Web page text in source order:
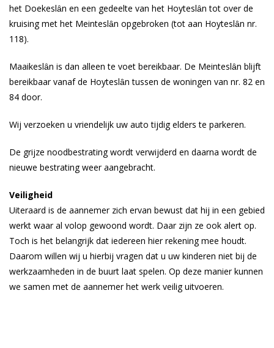
het Doekeslȃn en een gedeelte van het Hoyteslȃn tot over de
kruising met het Meinteslȃn opgebroken (tot aan Hoyteslȃn nr.
118).
Maaikeslȃn is dan alleen te voet bereikbaar. De Meinteslȃn blijft
bereikbaar vanaf de Hoyteslȃn tussen de woningen van nr. 82 en
84 door.
Wij verzoeken u vriendelijk uw auto tijdig elders te parkeren.
De grijze noodbestrating wordt verwijderd en daarna wordt de
nieuwe bestrating weer aangebracht.
Veiligheid
Uiteraard is de aannemer zich ervan bewust dat hij in een gebied
werkt waar al volop gewoond wordt. Daar zijn ze ook alert op.
Toch is het belangrijk dat iedereen hier rekening mee houdt.
Daarom willen wij u hierbij vragen dat u uw kinderen niet bij de
werkzaamheden in de buurt laat spelen. Op deze manier kunnen
we samen met de aannemer het werk veilig uitvoeren.